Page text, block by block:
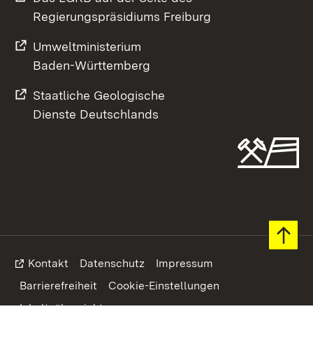
Regierungspräsidiums Freiburg
Umweltministerium
Baden-Württemberg
Staatliche Geologische
Dienste Deutschlands
Footer
Kontakt Datenschutz
Impressum
Barrierefreiheit
Cookie-Einstellungen
Inhaltsübersicht